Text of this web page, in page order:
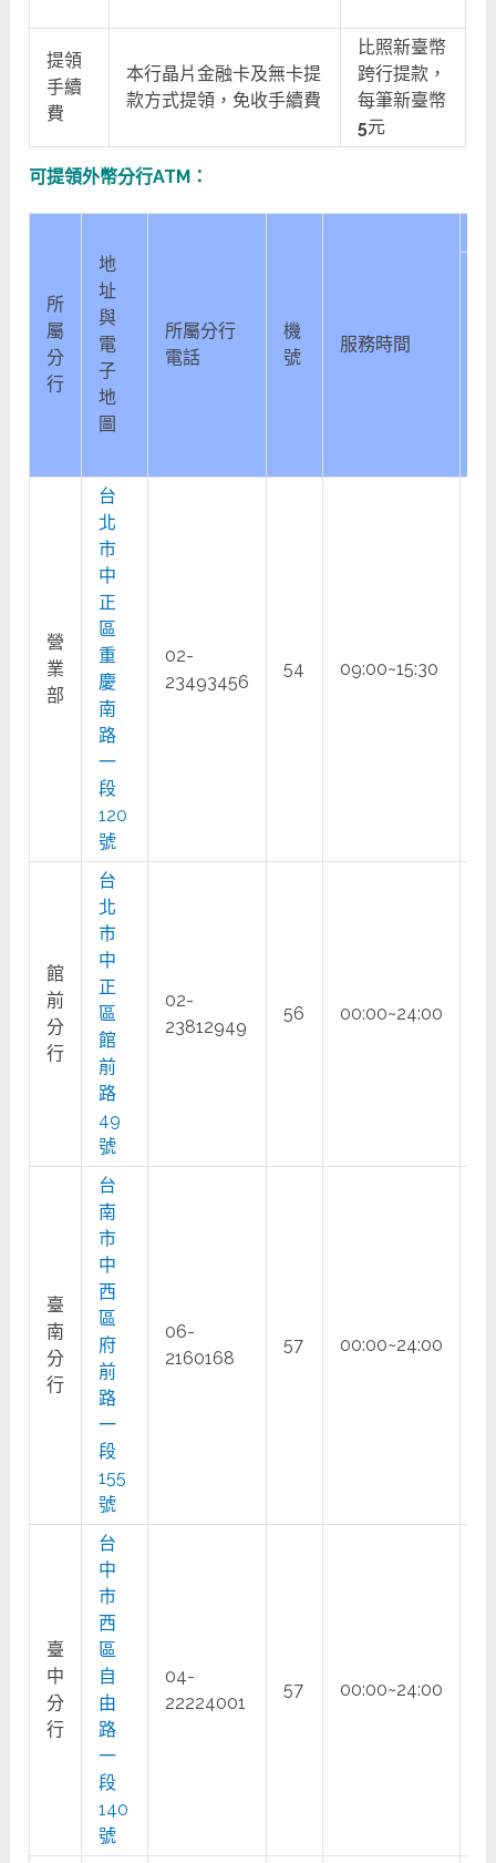
提領
手續
費
本行晶片金融卡及無卡提
款方式提領，免收手續費
比照新臺幣
跨行提款，
每筆新臺幣
5元
可提領外幣分行ATM：
所
屬
分
行
地
址
與
電
子
地
圖
所屬分行
電話
機
號
服務時間
營
業
部
台
北
市
中
正
區
重
慶
南
路
一
段
120
號
02-
23493456
54 09:00~15:30
館
前
分
行
台
北
市
中
正
區
館
前
路
49
號
02-
23812949
56 00:00~24:00
臺
南
分
行
台
南
市
中
西
區
府
前
路
一
段
155
號
06-
2160168
57 00:00~24:00
臺
中
分
行
台
中
市
西
區
自
由
路
一
段
140
號
04-
22224001
57 00:00~24:00